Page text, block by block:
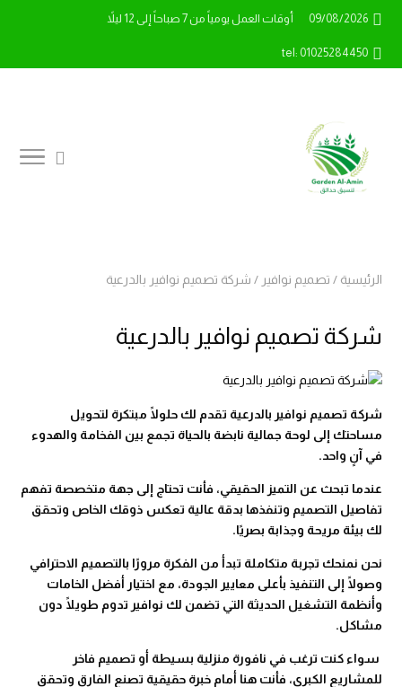
09/08/2026 أوقات العمل يومياً من 7 صباحاً إلى 12 ليلاً
tel: 01025284450
الرئيسية / تصميم نوافير / شركة تصميم نوافير بالدرعية
شركة تصميم نوافير بالدرعية
شركة تصميم نوافير بالدرعية تقدم لك حلولًا مبتكرة لتحويل
مساحتك إلى لوحة جمالية نابضة بالحياة تجمع بين الفخامة والهدوء
في آنٍ واحد.
عندما تبحث عن التميز الحقيقي، فأنت تحتاج إلى جهة متخصصة تفهم
تفاصيل التصميم وتنفذها بدقة عالية تعكس ذوقك الخاص وتحقق
لك بيئة مريحة وجذابة بصريًا.
نحن نمنحك تجربة متكاملة تبدأ من الفكرة مرورًا بالتصميم الاحترافي
وصولًا إلى التنفيذ بأعلى معايير الجودة، مع اختيار أفضل الخامات
وأنظمة التشغيل الحديثة التي تضمن لك نوافير تدوم طويلًا دون
مشاكل.
سواء كنت ترغب في نافورة منزلية بسيطة أو تصميم فاخر
للمشاريع الكبرى، فأنت هنا أمام خبرة حقيقية تصنع الفارق وتحقق